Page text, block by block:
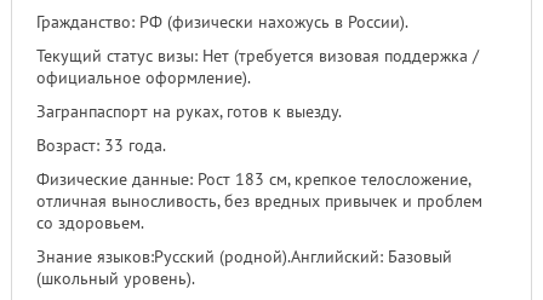
Гражданство: РФ (физически нахожусь в России).
Текущий статус визы: Нет (требуется визовая поддержка /
официальное оформление).
Загранпаспорт на руках, готов к выезду.
Возраст: 33 года.
Физические данные: Рост 183 см, крепкое телосложение,
отличная выносливость, без вредных привычек и проблем
со здоровьем.
Знание языков:Русский (родной).Английский: Базовый
(школьный уровень).